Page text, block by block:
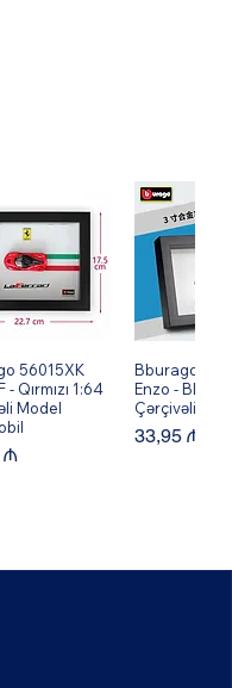
View
56015XK
- Qırmızı 1:64
Model
₼
Quick
Bburago
Enzo - Black
Çərçivəli
Price
33,95 ₼